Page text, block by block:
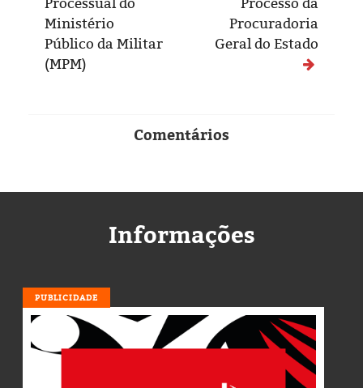
Ministério
Público da Militar
(MPM)
Procuradoria
Geral do Estado
Comentários
Informações
PUBLICIDADE